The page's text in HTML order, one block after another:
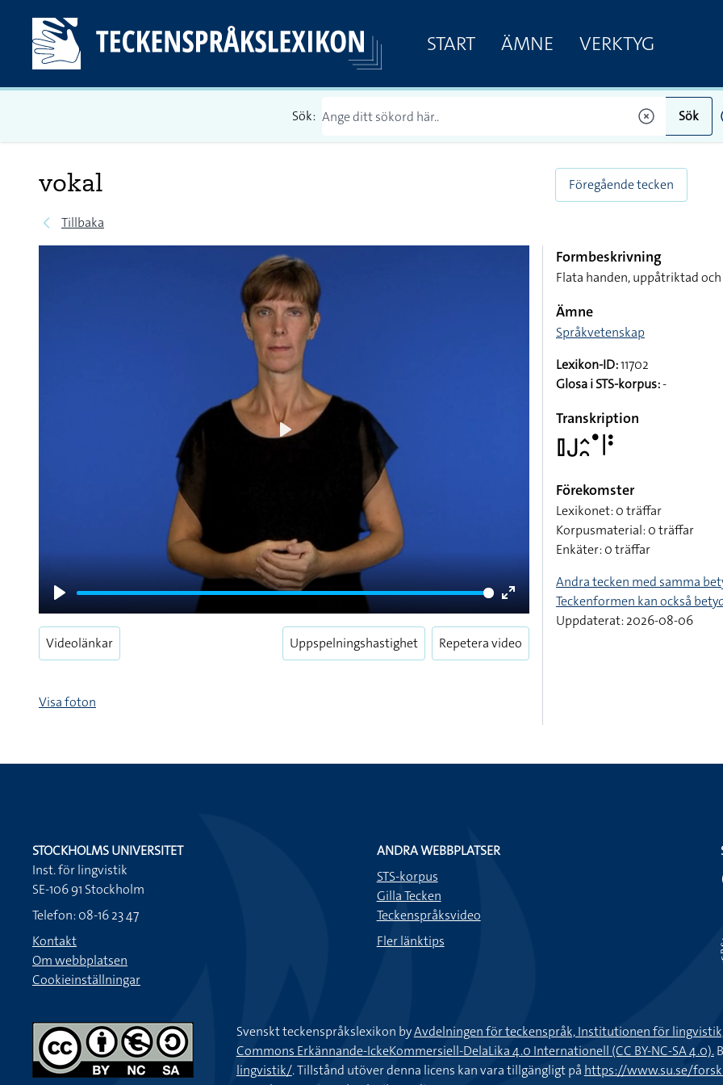
START ÄMNE VERKTYG
Sök: Sök
vokal
Tillbaka
Föregående tecken
Play
Enter
fullscreen
Videolänkar Uppspelningshastighet Repetera video
Visa foton
Formbeskrivning
Flata handen, uppåtriktad
Ämne
Språkvetenskap
Lexikon-ID:11702
Glosa i STS-korpus:-
Transkription
􌤞􌤢􌤵􌥘􌤟􌥼􌥻
Förekomster
Lexikonet: 0 träffar
Korpusmaterial: 0 träffar
Enkäter: 0 träffar
Andra tecken med samma
Teckenformen kan också
Uppdaterat: 2026-08-06
STOCKHOLMS UNIVERSITET
Inst. för lingvistik
SE-106 91 Stockholm
Telefon: 08-16 23 47
Kontakt
Om webbplatsen
Cookieinställningar
ANDRA WEBBPLATSER
STS-korpus
Gilla Tecken
Teckenspråksvideo
Fler länktips
Svenskt teckenspråkslexikon byAvdelningen för teckenspråk, Institutionen för
Commons Erkännande-IckeKommersiell-DelaLika 4.0 Internationell (CC BY-NC-SA 4.0).
lingvistik/. Tillstånd utöver denna licens kan vara tillgängligt på https://www.su.se/